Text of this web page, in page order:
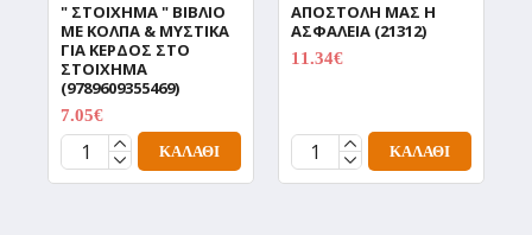
" ΣΤΟΙΧΗΜΑ " ΒΙΒΛΙΟ
ΜΕ ΚΟΛΠΑ & ΜΥΣΤΙΚΑ
ΓΙΑ ΚΕΡΔΟΣ ΣΤΟ
ΣΤΟΙΧΗΜΑ
(9789609355469)
7.05€
ΚΑΛΆΘΙ
ΑΠΟΣΤΟΛΗ ΜΑΣ Η
ΑΣΦΑΛΕΙΑ (21312)
11.34€
ΚΑΛΆΘΙ